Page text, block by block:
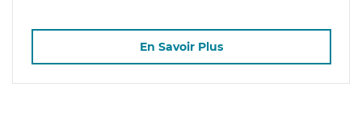
En Savoir Plus